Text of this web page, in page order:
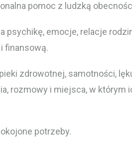
pomoc z ludzką
psychikę, emocje, relacje
finansową.
zdrowotnej, samotności,
rozmowy i miejsca, w którym
potrzeby.